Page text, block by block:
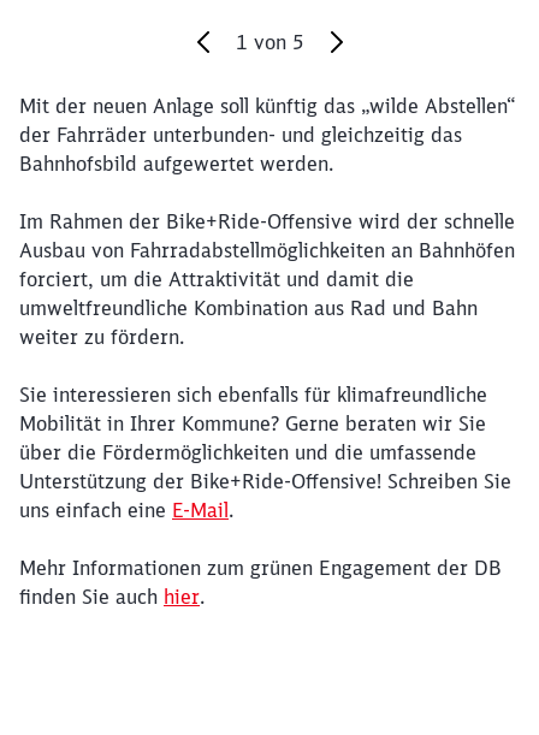
1 von 5
Ende des Sliders
Mit der neuen Anlage soll künftig das „wilde Abstellen“
der Fahrräder unterbunden- und gleichzeitig das
Bahnhofsbild aufgewertet werden.
Im Rahmen der Bike+Ride-Offensive wird der schnelle
Ausbau von Fahrradabstellmöglichkeiten an Bahnhöfen
forciert, um die Attraktivität und damit die
umweltfreundliche Kombination aus Rad und Bahn
weiter zu fördern.
Sie interessieren sich ebenfalls für klimafreundliche
Mobilität in Ihrer Kommune? Gerne beraten wir Sie
über die Fördermöglichkeiten und die umfassende
Unterstützung der Bike+Ride-Offensive! Schreiben Sie
uns einfach eine E-Mail.
Mehr Informationen zum grünen Engagement der DB
finden Sie auch hier.